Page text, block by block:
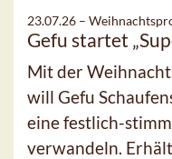
23.07.26 –
Gefu startet
Mit der
will Gefu
eine festlich-
verwandeln.